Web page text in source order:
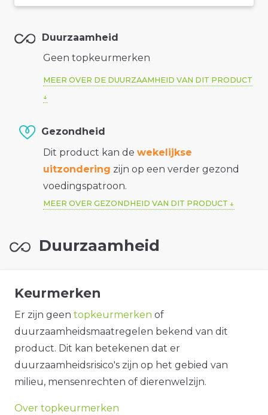
Duurzaamheid
Geen topkeurmerken
MEER OVER DE DUURZAAMHEID VAN DIT PRODUCT
Gezondheid
Dit product kan de wekelijkse
uitzondering zijn op een verder gezond
voedingspatroon.
MEER OVER GEZONDHEID VAN DIT PRODUCT
Duurzaamheid
Keurmerken
Er zijn geen topkeurmerken of
duurzaamheidsmaatregelen bekend van dit
product. Dit kan betekenen dat er
duurzaamheidsrisico's zijn op het gebied van
milieu, mensenrechten of dierenwelzijn.
Over topkeurmerken